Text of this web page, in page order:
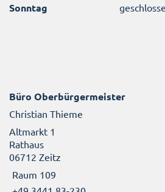
Sonntag
Büro Oberbürgermeister
Christian Thieme
Altmarkt 1
Rathaus
06712 Zeitz
Raum 109